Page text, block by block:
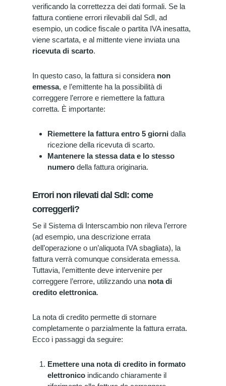
verificando la correttezza dei dati formali. Se la
fattura contiene errori rilevabili dal SdI, ad
esempio, un codice fiscale o partita IVA inesatta,
viene scartata, e al mittente viene inviata una
ricevuta di scarto.
In questo caso, la fattura si considera non
emessa, e l’emittente ha la possibilità di
correggere l’errore e riemettere la fattura
corretta. È importante:
Riemettere la fattura entro 5 giorni dalla
ricezione della ricevuta di scarto.
Mantenere la stessa data e lo stesso
numero della fattura originaria.
Errori non rilevati dal SdI: come
correggerli?
Se il Sistema di Interscambio non rileva l’errore
(ad esempio, una descrizione errata
dell’operazione o un’aliquota IVA sbagliata), la
fattura verrà comunque considerata emessa.
Tuttavia, l’emittente deve intervenire per
correggere l’errore, utilizzando una nota di
credito elettronica.
La nota di credito permette di stornare
completamente o parzialmente la fattura errata.
Ecco i passaggi da seguire:
Emettere una nota di credito in formato
elettronico indicando chiaramente il